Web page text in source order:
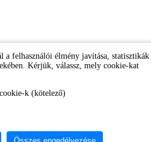
a felhasználói élmény javítása, statisztikák
Kérjük, válassz, mely cookie-kat
k (kötelező)